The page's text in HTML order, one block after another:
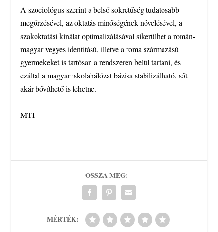
A szociológus szerint a belső sokrétűség tudatosabb
megőrzésével, az oktatás minőségének növelésével, a
szakoktatási kínálat optimalizálásával sikerülhet a román-
magyar vegyes identitású, illetve a roma származású
gyermekeket is tartósan a rendszeren belül tartani, és
ezáltal a magyar iskolahálózat bázisa stabilizálható, sőt
akár bővíthető is lehetne.
MTI
OSSZA MEG:
MÉRTÉK: